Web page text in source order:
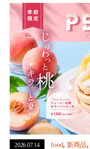
2026.07.14 food, 新商品,